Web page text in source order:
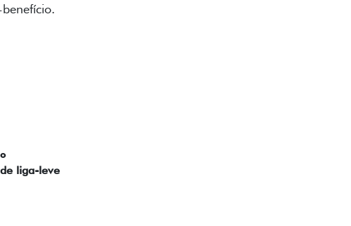
estilo do Fiat Cronos, trazendo mais